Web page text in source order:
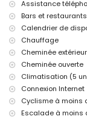
rivière ou rive la
de la villa)
plage la plus
villa)
port le plus proche
parc le plus
villa)
aéroport le plus
villa)
deuxième aéroport
Assistance
Bars et
Calendrier de
Chauffage
Cheminée
Cheminée ouverte
Climatisation (5
Connexion Internet
Cyclisme à moins
Escalade à moins